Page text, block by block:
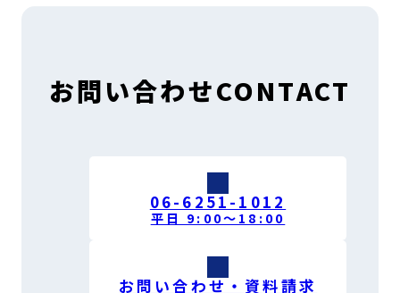
お問い合わせCONTACT
06-6251-1012
平日 9:00〜18:00
お問い合わせ・資料請求